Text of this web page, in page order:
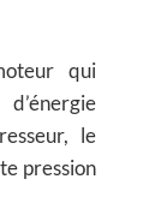
qui
le
pression